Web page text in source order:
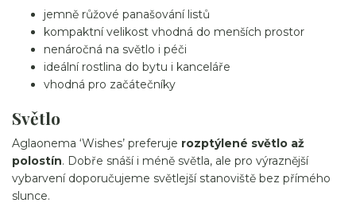
jemně růžové panašování listů
kompaktní velikost vhodná do menších prostor
nenáročná na světlo i péči
ideální rostlina do bytu i kanceláře
vhodná pro začátečníky
Světlo
Aglaonema ‘Wishes’ preferuje rozptýlené světlo až
polostín. Dobře snáší i méně světla, ale pro výraznější
vybarvení doporučujeme světlejší stanoviště bez přímého
slunce.